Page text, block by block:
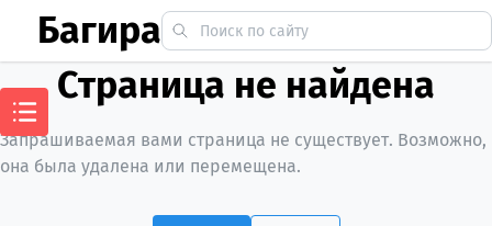
Багира
Страница не найдена
Запрашиваемая вами страница не существует. Возможно,
она была удалена или перемещена.